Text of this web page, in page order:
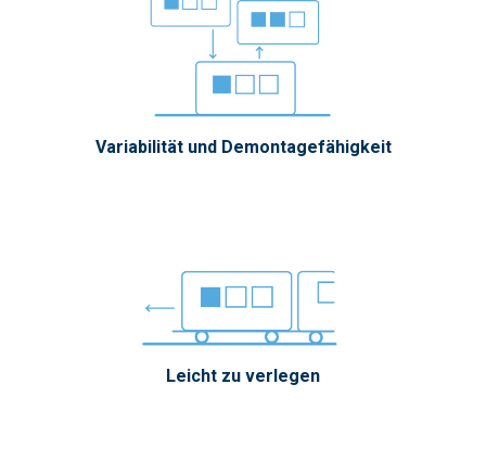
Variabilität und Demontagefähigkeit
Leicht zu verlegen